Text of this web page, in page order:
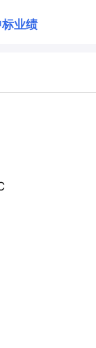
标业绩